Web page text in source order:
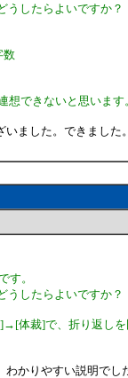
うしたらよいですか？
数
想できないと思います
いました。できました
す。
うしたらよいですか？
体裁]で、折り返しを
わかりやすい説明でし